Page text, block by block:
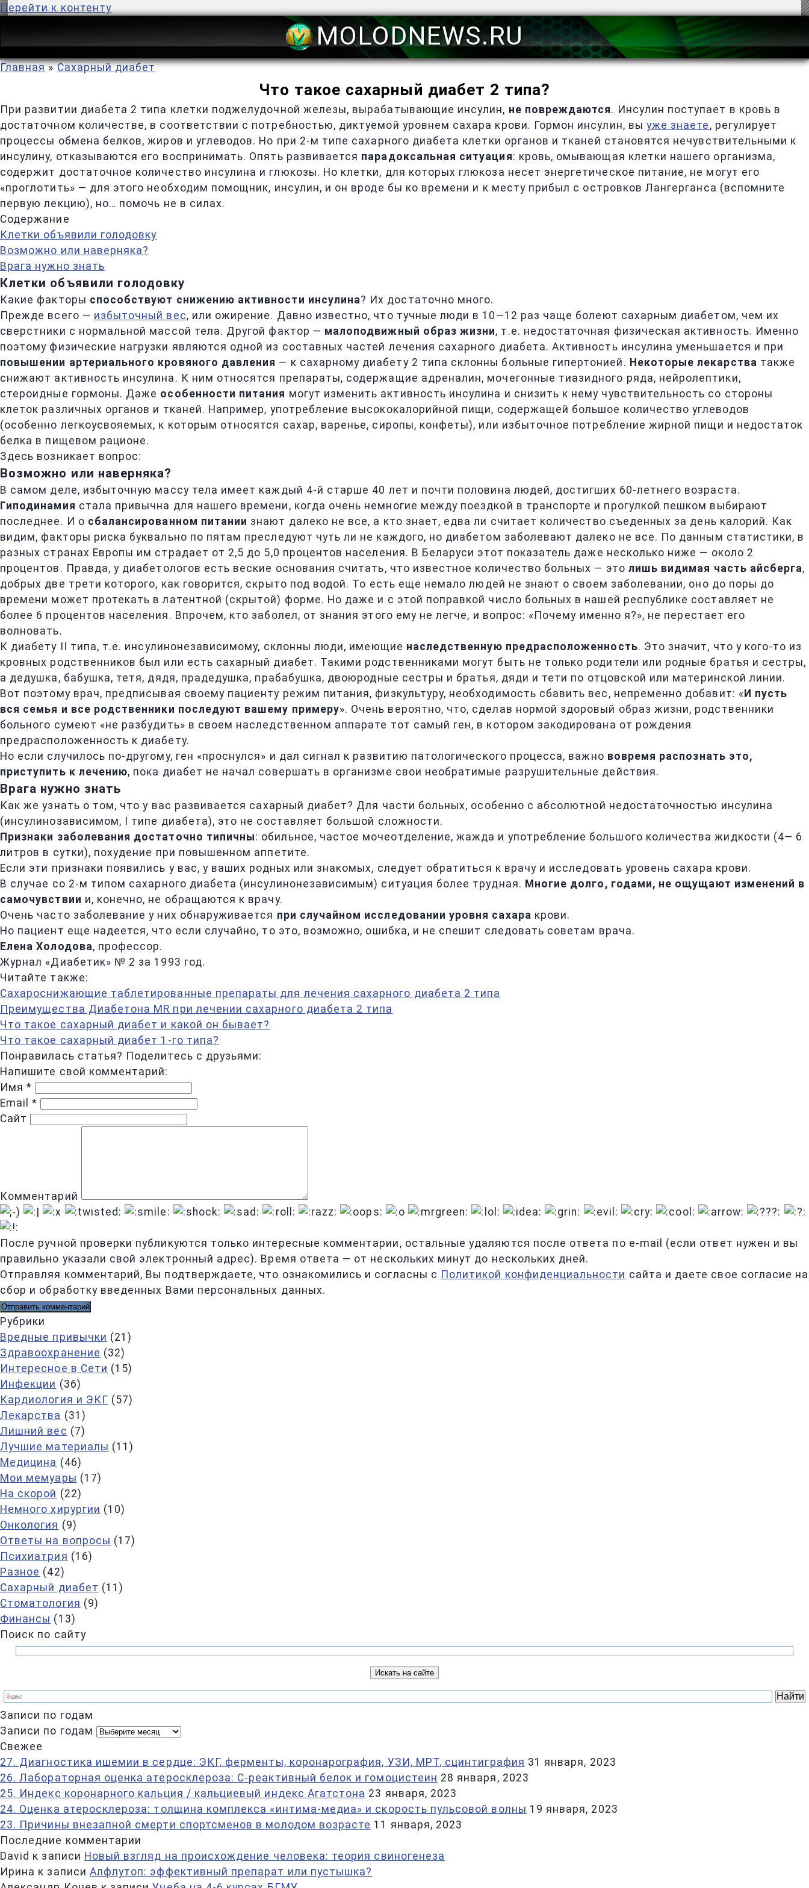
Перейти к контенту
MOLODNEWS.RU
Главная » Сахарный диабет
Что такое сахарный диабет 2 типа?
При развитии диабета 2 типа клетки поджелудочной железы, вырабатывающие инсулин, не повреждаются. Инсулин поступает в кровь в
достаточном количестве, в соответствии с потребностью, диктуемой уровнем сахара крови. Гормон инсулин, вы уже знаете , регулирует
процессы обмена белков, жиров и углеводов. Но при 2-м типе сахарного диабета клетки органов и тканей становятся нечувствительными к
инсулину, отказываются его воспринимать. Опять развивается парадоксальная ситуация: кровь, омывающая клетки нашего организма,
содержит достаточное количество инсулина и глюкозы. Но клетки, для которых глюкоза несет энергетическое питание, не могут его
«проглотить» — для этого необходим помощник, инсулин, и он вроде бы ко времени и к месту прибыл с островков Лангерганса (вспомните
первую лекцию), но… помочь не в силах.
Содержание
Клетки объявили голодовку
Возможно или наверняка?
Врага нужно знать
Клетки объявили голодовку
Какие факторы способствуют снижению активности инсулина? Их достаточно много.
Прежде всего — избыточный вес, или ожирение. Давно известно, что тучные люди в 10—12 раз чаще болеют сахарным диабетом, чем их
сверстники с нормальной массой тела. Другой фактор — малоподвижный образ жизни, т.е. недостаточная физическая активность. Именно
поэтому физические нагрузки являются одной из составных частей лечения сахарного диабета. Активность инсулина уменьшается и при
повышении артериального кровяного давления — к сахарному диабету 2 типа склонны больные гипертонией. Некоторые лекарства также
снижают активность инсулина. К ним относятся препараты, содержащие адреналин, мочегонные тиазидного ряда, нейролептики,
стероидные гормоны. Даже особенности питания могут изменить активность инсулина и снизить к нему чувствительность со стороны
клеток различных органов и тканей. Например, употребление высококалорийной пищи, содержащей большое количество углеводов
(особенно легкоусвояемых, к которым относятся сахар, варенье, сиропы, конфеты), или избыточное потребление жирной пищи и недостаток
белка в пищевом рационе.
Здесь возникает вопрос:
Возможно или наверняка?
В самом деле, избыточную массу тела имеет каждый 4-й старше 40 лет и почти половина людей, достигших 60-летнего возраста.
Гиподинамия стала привычна для нашего времени, когда очень немногие между поездкой в транспорте и прогулкой пешком выбирают
последнее. И о сбалансированном питании знают далеко не все, а кто знает, едва ли считает количество съеденных за день калорий. Как
видим, факторы риска буквально по пятам преследуют чуть ли не каждого, но диабетом заболевают далеко не все. По данным статистики, в
разных странах Европы им страдает от 2,5 до 5,0 процентов населения. В Беларуси этот показатель даже несколько ниже — около 2
процентов. Правда, у диабетологов есть веские основания считать, что известное количество больных — это лишь видимая часть айсберга,
добрых две трети которого, как говорится, скрыто под водой. То есть еще немало людей не знают о своем заболевании, оно до поры до
времени может протекать в латентной (скрытой) форме. Но даже и с этой поправкой число больных в нашей республике составляет не
более 6 процентов населения. Впрочем, кто заболел, от знания этого ему не легче, и вопрос: «Почему именно я?», не перестает его
волновать.
К диабету II типа, т.е. инсулинонезависимому, склонны люди, имеющие наследственную предрасположенность. Это значит, что у кого-то из
кровных родственников был или есть сахарный диабет. Такими родственниками могут быть не только родители или родные братья и сестры,
а дедушка, бабушка, тетя, дядя, прадедушка, прабабушка, двоюродные сестры и братья, дяди и тети по отцовской или материнской линии.
Вот поэтому врач, предписывая своему пациенту режим питания, физкультуру, необходимость сбавить вес, непременно добавит: « И пусть
вся семья и все родственники последуют вашему примеру». Очень вероятно, что, сделав нормой здоровый образ жизни, родственники
больного сумеют «не разбудить» в своем наследственном аппарате тот самый ген, в котором закодирована от рождения
предрасположенность к диабету.
Но если случилось по-другому, ген «проснулся» и дал сигнал к развитию патологического процесса, важно вовремя распознать это,
приступить к лечению, пока диабет не начал совершать в организме свои необратимые разрушительные действия.
Врага нужно знать
Как же узнать о том, что у вас развивается сахарный диабет? Для части больных, особенно с абсолютной недостаточностью инсулина
(инсулинозависимом, I типе диабета), это не составляет большой сложности.
Признаки заболевания достаточно типичны: обильное, частое мочеотделение, жажда и употребление большого количества жидкости (4— 6
литров в сутки), похудение при повышенном аппетите.
Если эти признаки появились у вас, у ваших родных или знакомых, следует обратиться к врачу и исследовать уровень сахара крови.
В случае со 2-м типом сахарного диабета (инсулинонезависимым) ситуация более трудная. Многие долго, годами, не ощущают изменений в
самочувствии и, конечно, не обращаются к врачу.
Очень часто заболевание у них обнаруживается при случайном исследовании уровня сахара крови.
Но пациент еще надеется, что если случайно, то это, возможно, ошибка, и не спешит следовать советам врача.
Елена Холодова, профессор.
Журнал «Диабетик» № 2 за 1993 год.
Читайте также:
Сахароснижающие таблетированные препараты для лечения сахарного диабета 2 типа
Преимущества Диабетона MR при лечении сахарного диабета 2 типа
Что такое сахарный диабет и какой он бывает?
Что такое сахарный диабет 1-го типа?
Понравилась статья? Поделитесь с друзьями:
Напишите свой комментарий:
Имя*
Email*
Сайт
Комментарий
После ручной проверки публикуются только интересные комментарии, остальные удаляются после ответа по e-mail (если ответ нужен и вы
правильно указали свой электронный адрес). Время ответа — от нескольких минут до нескольких дней.
Отправляя комментарий, Вы подтверждаете, что ознакомились и согласны с Политикой конфиденциальности сайта и даете свое согласие на
сбор и обработку введенных Вами персональных данных.
Рубрики
Вредные привычки (21)
Здравоохранение (32)
Интересное в Сети (15)
Инфекции (36)
Кардиология и ЭКГ (57)
Лекарства (31)
Лишний вес (7)
Лучшие материалы (11)
Медицина (46)
Мои мемуары (17)
На скорой (22)
Немного хирургии (10)
Онкология (9)
Ответы на вопросы (17)
Психиатрия (16)
Разное (42)
Сахарный диабет (11)
Стоматология (9)
Финансы (13)
Поиск по сайту
Записи по годам
Записи по годам
Свежее
27. Диагностика ишемии в сердце: ЭКГ, ферменты, коронарография, УЗИ, МРТ, сцинтиграфия 31 января, 2023
26. Лабораторная оценка атеросклероза: С-реактивный белок и гомоцистеин 28 января, 2023
25. Индекс коронарного кальция / кальциевый индекс Агатстона 23 января, 2023
24. Оценка атеросклероза: толщина комплекса «интима-медиа» и скорость пульсовой волны 19 января, 2023
23. Причины внезапной смерти спортсменов в молодом возрасте 11 января, 2023
Последние комментарии
David к записи Новый взгляд на происхождение человека: теория свиногенеза
Ирина к записи Алфлутоп: эффективный препарат или пустышка?